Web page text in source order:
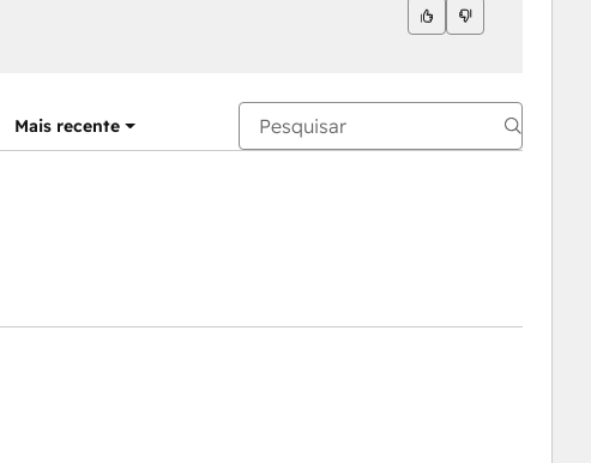
Mais recente